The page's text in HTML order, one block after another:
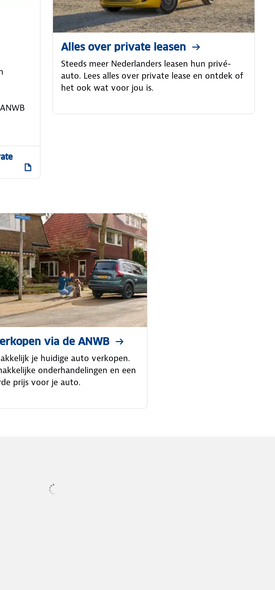
Alles over private leasen
Steeds meer Nederlanders leasen hun privé-
auto. Lees alles over private lease en ontdek of
het ook wat voor jou is.
via de ANWB
je huidige auto verkopen.
onderhandelingen en een
prijs voor je auto.